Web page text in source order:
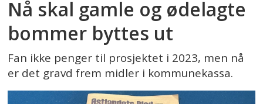
Nå skal gamle og ødelagte
bommer byttes ut
Fan ikke penger til prosjektet i 2023, men nå
er det gravd frem midler i kommunekassa.